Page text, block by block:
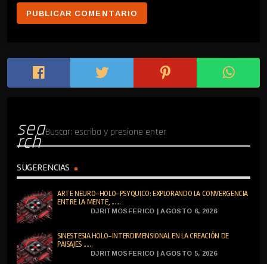
sea
rch
SUGERENCIAS
ARTE NEURO-HOLO-PSYQUICO: EXPLORANDO LA CONVERGENCIA
ENTRE LA MENTE, ......
DJRITMOSFERICO | AGOSTO 6, 2026
SINESTESIA HOLO-INTERDIMENSIONAL EN LA CREACIÓN DE
PAISAJES ......
DJRITMOSFERICO | AGOSTO 5, 2026